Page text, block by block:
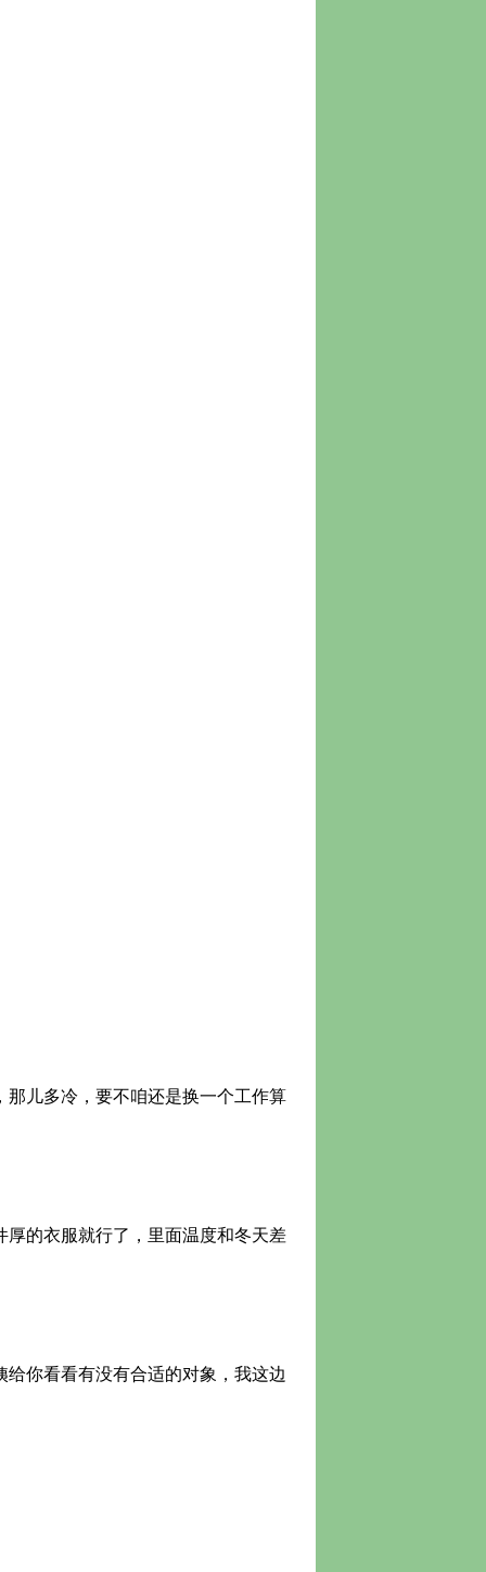
儿多冷，要不咱还是换一个工作算
的衣服就行了，里面温度和冬天差
你看看有没有合适的对象，我这边